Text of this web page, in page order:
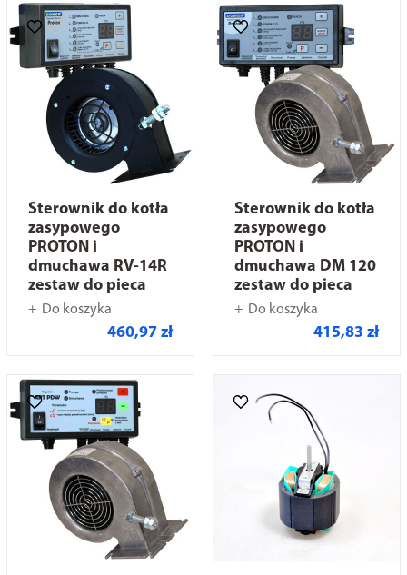
Sterownik do kotła
zasypowego
PROTON i
dmuchawa RV-14R
zestaw do pieca
Do koszyka
460,97 zł
Sterownik do kotła
zasypowego
PROTON i
dmuchawa DM 120
zestaw do pieca
Do koszyka
415,83 zł